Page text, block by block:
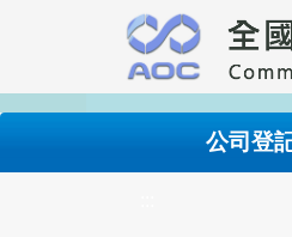
要
內
公司登